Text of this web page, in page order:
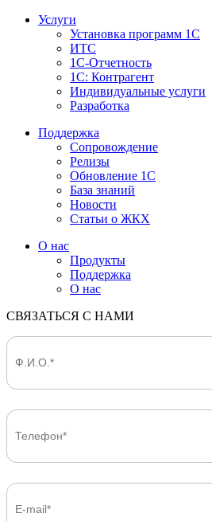
Услуги
Установка программ 1С
ИТС
1С-Отчетность
1С: Контрагент
Индивидуальные услуги
Разработка
Поддержка
Сопровождение
Релизы
Обновление 1С
База знаний
Новости
Статьи о ЖКХ
О нас
Продукты
Поддержка
О нас
СВЯЗАТЬСЯ С НАМИ